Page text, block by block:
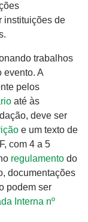
instituições de
trabalhos
evento. A
pelos
até às
deve ser
e um texto de
com 4 a 5
regulamento do
documentações
podem ser
Interna nº